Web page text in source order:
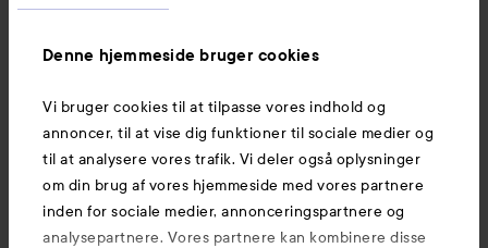
Denne hjemmeside bruger cookies
Vi bruger cookies til at tilpasse vores indhold og
annoncer, til at vise dig funktioner til sociale medier og
til at analysere vores trafik. Vi deler også oplysninger
om din brug af vores hjemmeside med vores partnere
inden for sociale medier, annonceringspartnere og
analysepartnere. Vores partnere kan kombinere disse
Beauty of Joseon
Relief Sun: Rice + Probiotics
SPF50 50 ml + Revive Eye
Serum: Ginseng+Retinal 30
215 kr.
Uden pakkepris: 218 kr.
Beauty of Joseon
Comfort Protection Mineral
Body Sun Lotion SPF30
Face & Body150 ml
175 kr.